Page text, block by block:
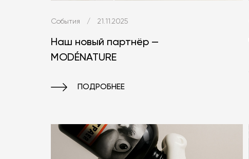
События / 21.11.2025
Наш новый партнёр —
MODÉNATURE
ПОДРОБНЕЕ